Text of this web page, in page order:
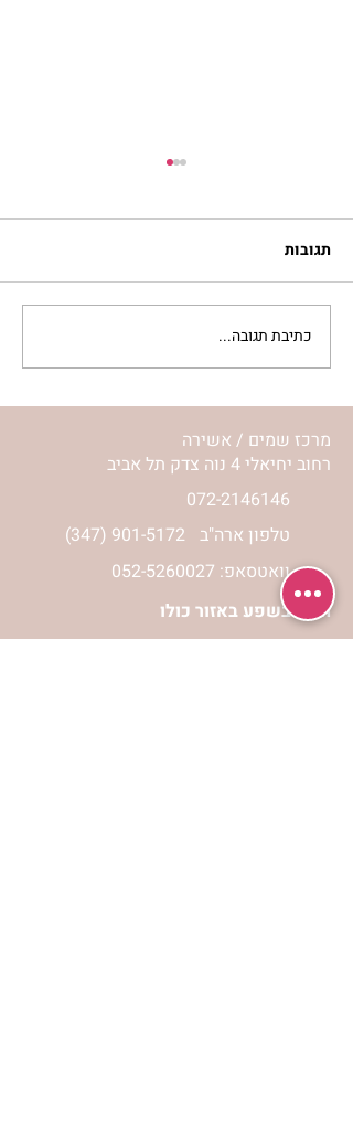
מתגעגעות לבית המפגש,
השיעור לתשעה באב | הר'
ימימה מזרחי
תגובות
כתיבת תגובה...
מרכז שמים / אשירה
רחוב יחיאלי 4 נוה צדק תל אביב
072-2146146
(347) 901-5172 טלפון ארה"ב
וואטסאפ: 052-5260027
חניה בשפע באזור כולו